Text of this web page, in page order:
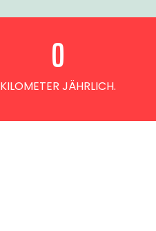
KILOMETER JÄHRLICH.
0